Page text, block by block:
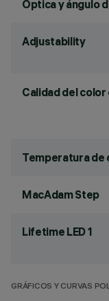
Óptica y ángulo
Adjustability
Calidad del color
Temperatura de
MacAdam Step
Lifetime LED 1
GRÁFICOS Y CURVAS